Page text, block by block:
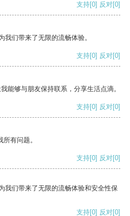
支持[0] 反对[0]
们带来了无限的流畅体验。
支持[0] 反对[0]
能够与朋友保持联系，分享生活点滴。
支持[0] 反对[0]
有问题。
支持[0] 反对[0]
我们带来了无限的流畅体验和安全性保
支持[0] 反对[0]